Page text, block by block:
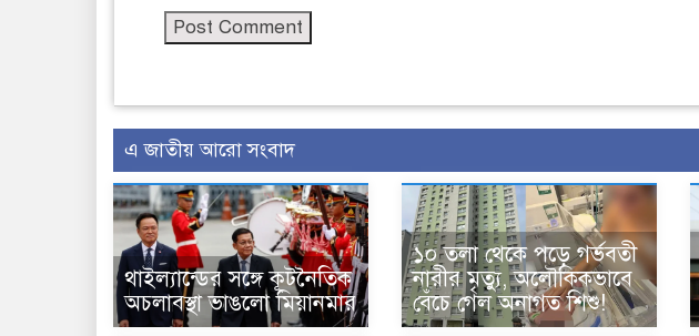
এ জাতীয় আরো সংবাদ
থাইল্যান্ডের সঙ্গে কূটনৈতিক
অচলাবস্থা ভাঙলো মিয়ানমার
১০ তলা থেকে পড়ে গর্ভবতী
নারীর মৃত্যু, অলৌকিকভাবে
বেঁচে গেল অনাগত শিশু!